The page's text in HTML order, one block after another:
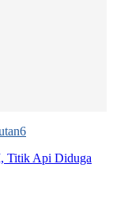
Titik Api Diduga